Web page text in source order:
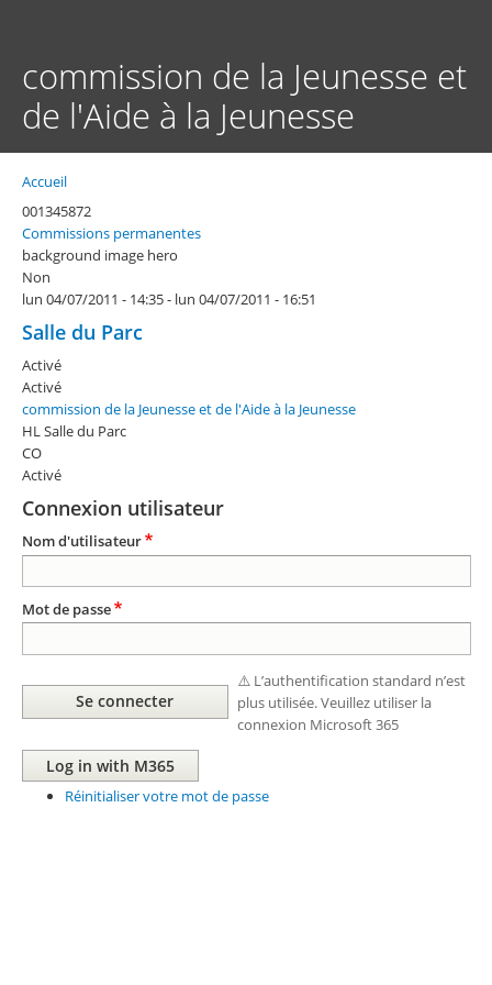
principal
commission de la Jeunesse et
de l'Aide à la Jeunesse
Fil
d'Ariane
Accueil
001345872
Commissions permanentes
background image hero
Non
lun 04/07/2011 - 14:35- lun 04/07/2011 - 16:51
Salle du Parc
Activé
Activé
commission de la Jeunesse et de l'Aide à la Jeunesse
HL Salle du Parc
CO
Activé
Connexion utilisateur
Nom d'utilisateur
Mot de passe
⚠️ L’authentification standard n’est
plus utilisée. Veuillez utiliser la
connexion Microsoft 365
Réinitialiser votre mot de passe